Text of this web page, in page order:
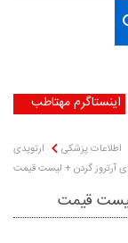
اینستاگرم مهتاطب
اطلاعات پزشکی
ارتوپدی
آرتروز گردن + لیست قیمت
لیست قیمت